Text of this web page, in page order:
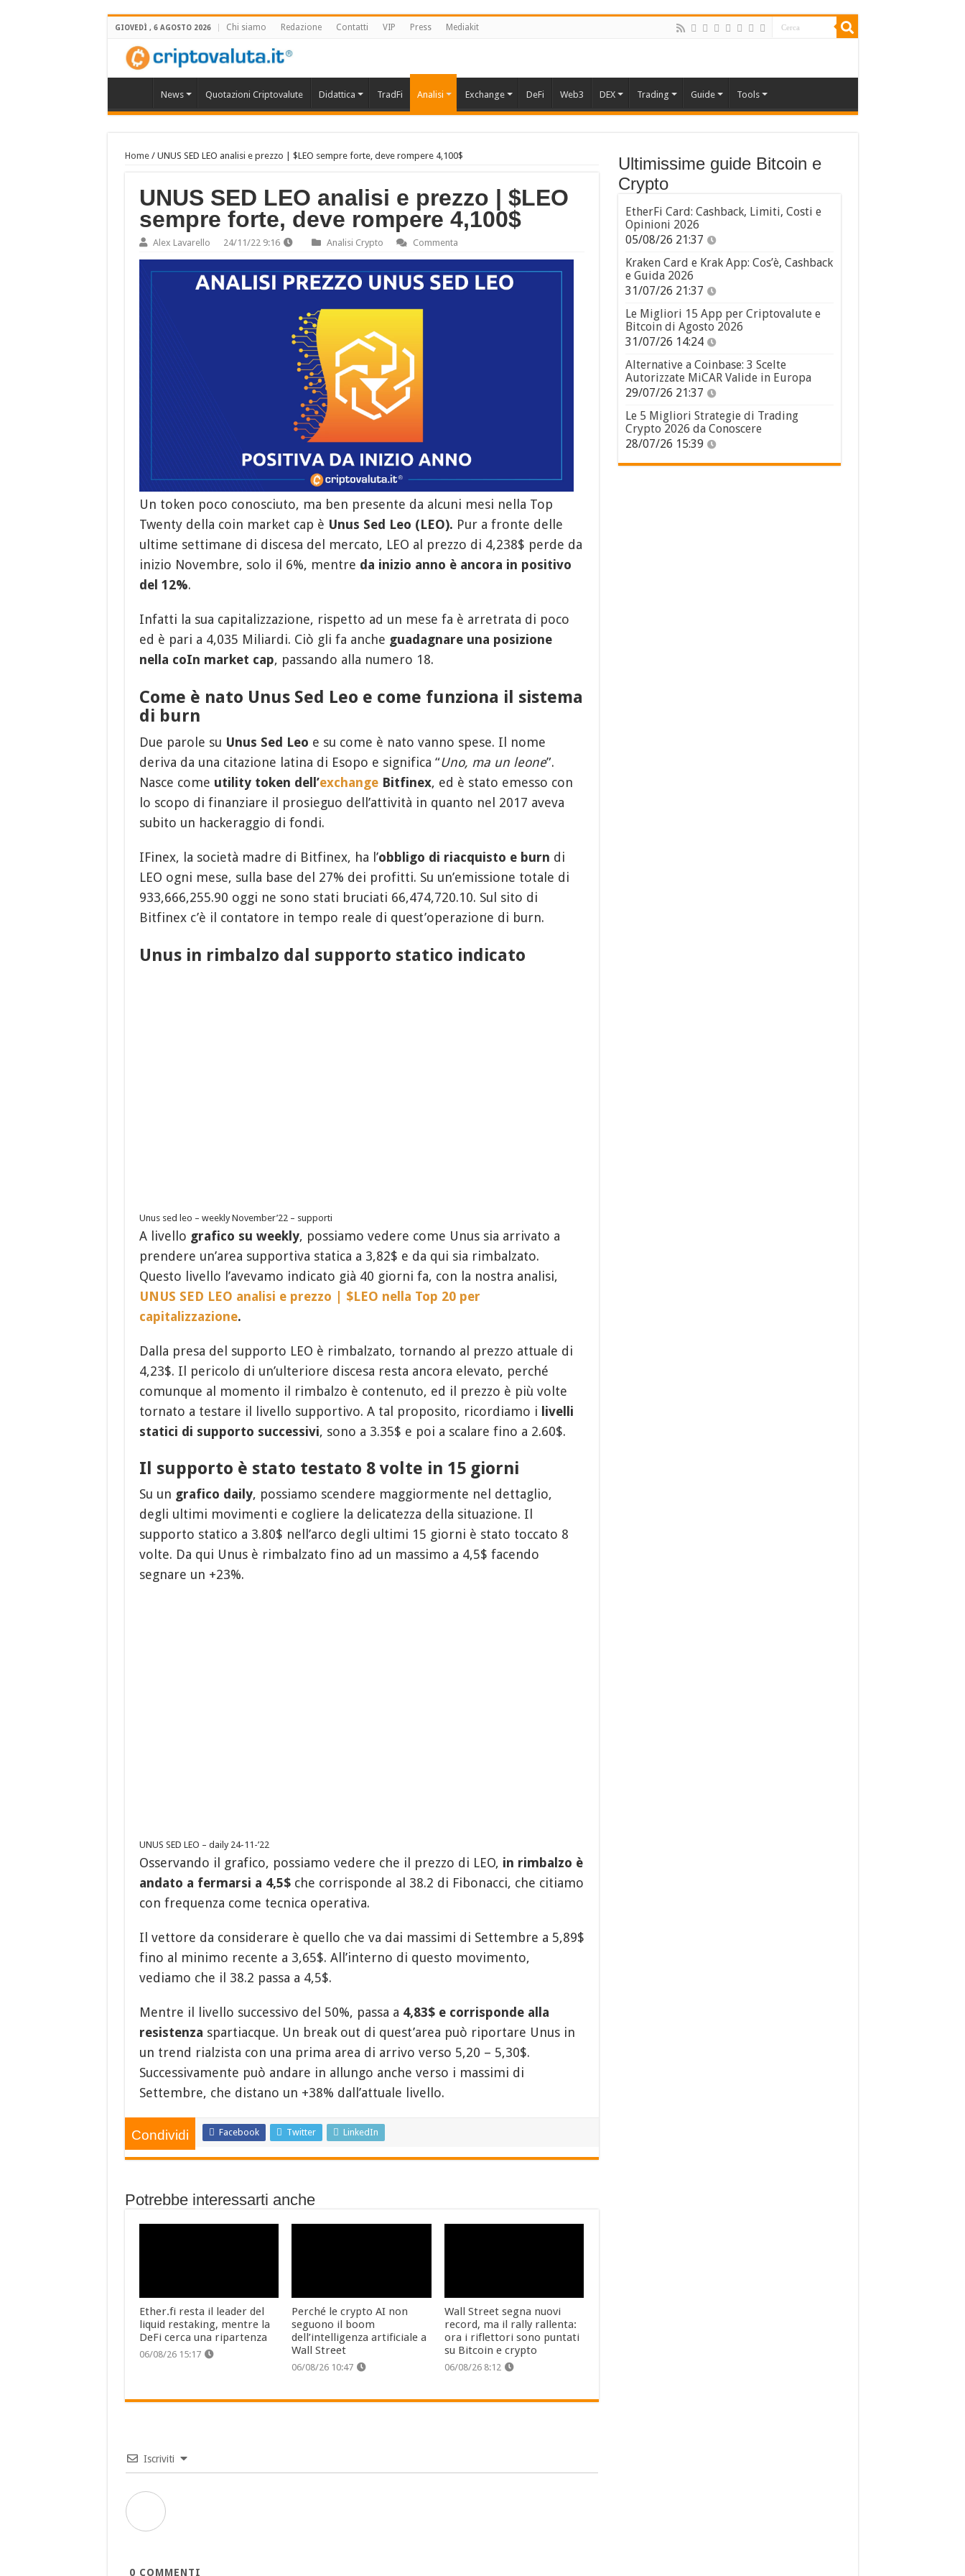
GIOVEDÌ , 6 AGOSTO 2026 Chi siamo Redazione Contatti VIP Press Mediakit
News Quotazioni Criptovalute Didattica TradFi Analisi Exchange DeFi Web3 DEX Trading Guide Tools
Home/ UNUS SED LEO analisi e prezzo | $LEO sempre forte, deve rompere 4,100$
UNUS SED LEO analisi e prezzo | $LEO
sempre forte, deve rompere 4,100$
Alex Lavarello 24/11/22 9:16 Analisi Crypto Commenta
Un token poco conosciuto, ma ben presente da alcuni mesi nella Top
Twenty della coin market cap è Unus Sed Leo (LEO). Pur a fronte delle
ultime settimane di discesa del mercato, LEO al prezzo di 4,238$ perde da
inizio Novembre, solo il 6%, mentre da inizio anno è ancora in positivo
del 12%.
Infatti la sua capitalizzazione, rispetto ad un mese fa è arretrata di poco
ed è pari a 4,035 Miliardi. Ciò gli fa anche guadagnare una posizione
nella coIn market cap, passando alla numero 18.
Come è nato Unus Sed Leo e come funziona il sistema
di burn
Due parole su Unus Sed Leo e su come è nato vanno spese. Il nome
deriva da una citazione latina di Esopo e significa “Uno, ma un leone”.
Nasce come utility token dell’exchangeBitfinex, ed è stato emesso con
lo scopo di finanziare il prosieguo dell’attività in quanto nel 2017 aveva
subito un hackeraggio di fondi.
IFinex, la società madre di Bitfinex, ha l’obbligo di riacquisto e burn di
LEO ogni mese, sulla base del 27% dei profitti. Su un’emissione totale di
933,666,255.90 oggi ne sono stati bruciati 66,474,720.10. Sul sito di
Bitfinex c’è il contatore in tempo reale di quest’operazione di burn.
Unus in rimbalzo dal supporto statico indicato
Unus sed leo – weekly November’22 – supporti
A livello grafico su weekly, possiamo vedere come Unus sia arrivato a
prendere un’area supportiva statica a 3,82$ e da qui sia rimbalzato.
Questo livello l’avevamo indicato già 40 giorni fa, con la nostra analisi,
UNUS SED LEO analisi e prezzo | $LEO nella Top 20 per
capitalizzazione.
Dalla presa del supporto LEO è rimbalzato, tornando al prezzo attuale di
4,23$. Il pericolo di un’ulteriore discesa resta ancora elevato, perché
comunque al momento il rimbalzo è contenuto, ed il prezzo è più volte
tornato a testare il livello supportivo. A tal proposito, ricordiamo i livelli
statici di supporto successivi, sono a 3.35$ e poi a scalare fino a 2.60$.
Il supporto è stato testato 8 volte in 15 giorni
Su un grafico daily, possiamo scendere maggiormente nel dettaglio,
degli ultimi movimenti e cogliere la delicatezza della situazione. Il
supporto statico a 3.80$ nell’arco degli ultimi 15 giorni è stato toccato 8
volte. Da qui Unus è rimbalzato fino ad un massimo a 4,5$ facendo
segnare un +23%.
UNUS SED LEO – daily 24-11-’22
Osservando il grafico, possiamo vedere che il prezzo di LEO, in rimbalzo è
andato a fermarsi a 4,5$che corrisponde al 38.2 di Fibonacci, che citiamo
con frequenza come tecnica operativa.
Il vettore da considerare è quello che va dai massimi di Settembre a 5,89$
fino al minimo recente a 3,65$. All’interno di questo movimento,
vediamo che il 38.2 passa a 4,5$.
Mentre il livello successivo del 50%, passa a 4,83$ e corrisponde alla
resistenza spartiacque. Un break out di quest’area può riportare Unus in
un trend rialzista con una prima area di arrivo verso 5,20 – 5,30$.
Successivamente può andare in allungo anche verso i massimi di
Settembre, che distano un +38% dall’attuale livello.
Condividi Facebook Twitter LinkedIn
Potrebbe interessarti anche
Ether.fi resta il leader del
liquid restaking, mentre la
DeFi cerca una ripartenza
06/08/26 15:17
Perché le crypto AI non
seguono il boom
dell’intelligenza artificiale a
Wall Street
06/08/26 10:47
Wall Street segna nuovi
record, ma il rally rallenta:
ora i riflettori sono puntati
su Bitcoin e crypto
06/08/26 8:12
Iscriviti
0 COMMENTI
Ultimissime guide Bitcoin e
Crypto
EtherFi Card: Cashback, Limiti, Costi e
Opinioni 2026
05/08/26 21:37
Kraken Card e Krak App: Cos’è, Cashback
e Guida 2026
31/07/26 21:37
Le Migliori 15 App per Criptovalute e
Bitcoin di Agosto 2026
31/07/26 14:24
Alternative a Coinbase: 3 Scelte
Autorizzate MiCAR Valide in Europa
29/07/26 21:37
Le 5 Migliori Strategie di Trading
Crypto 2026 da Conoscere
28/07/26 15:39